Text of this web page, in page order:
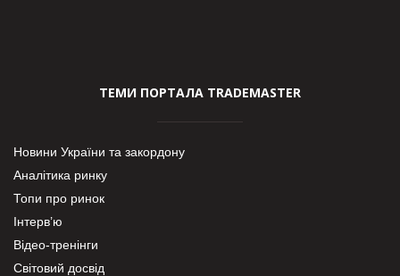
ТЕМИ ПОРТАЛА TRADEMASTER
Новини України та закордону
Аналітика ринку
Топи про ринок
Інтерв’ю
Відео-тренінги
Світовий досвід